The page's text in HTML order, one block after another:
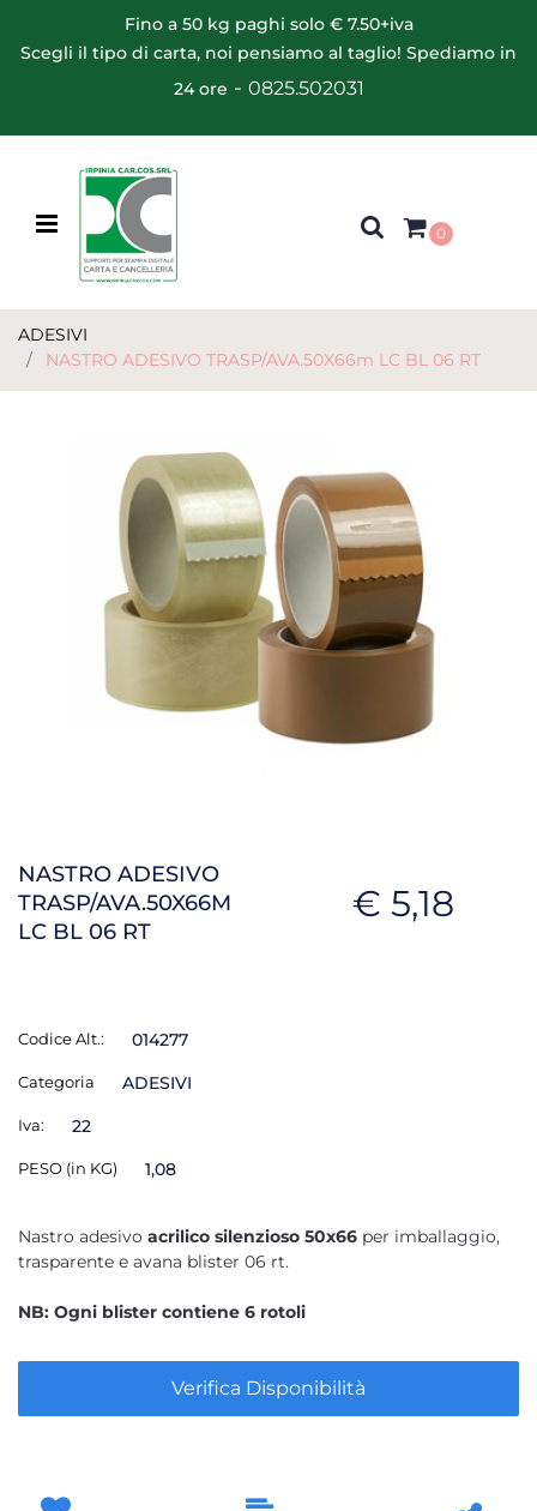
Fino a 50 kg paghi solo € 7.50+iva
Scegli il tipo di carta, noi pensiamo al taglio! Spediamo in
24 ore - 0825.502031
Open menu
0
ADESIVI
NASTRO ADESIVO TRASP/AVA.50X66m LC BL 06 RT
NASTRO ADESIVO
TRASP/AVA.50X66M
LC BL 06 RT
€ 5,18
Codice Alt.: 014277
Categoria ADESIVI
Iva: 22
PESO (in KG) 1,08
Nastro adesivo acrilico silenzioso 50x66 per imballaggio,
trasparente e avana blister 06 rt.
NB: Ogni blister contiene 6 rotoli
Verifica Disponibilità